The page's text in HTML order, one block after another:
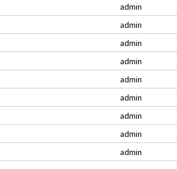
admin
admin
admin
admin
admin
admin
admin
admin
admin